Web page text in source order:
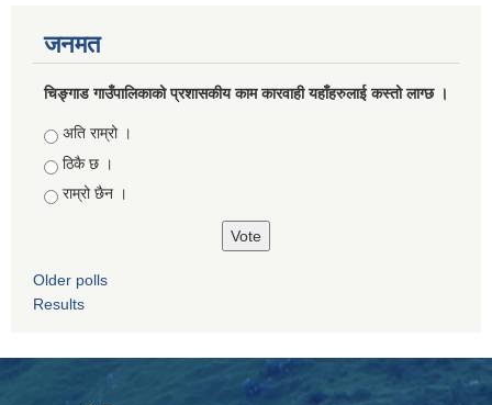
जनमत
चिङ्गाड गाउँपालिकाको प्रशासकीय काम कारवाही यहाँहरुलाई कस्तो लाग्छ ।
Choices
अति राम्रो ।
ठिकै छ ।
राम्रो छैन ।
Older polls
Results